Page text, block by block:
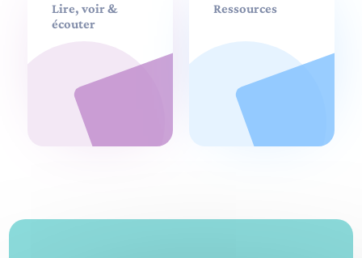
Lire, voir &
écouter
Ressources